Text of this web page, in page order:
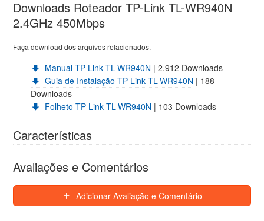
Downloads Roteador TP-Link TL-WR940N
2.4GHz 450Mbps
Faça download dos arquivos relacionados.
Manual TP-Link TL-WR940N | 2.912 Downloads
Guia de Instalação TP-Link TL-WR940N | 188
Downloads
Folheto TP-Link TL-WR940N | 103 Downloads
Características
Avaliações e Comentários
Adicionar Avaliação e Comentário